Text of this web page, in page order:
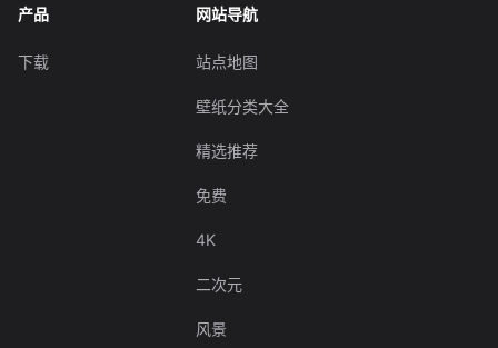
产品
下载
网站导航
站点地图
壁纸分类大全
精选推荐
免费
4K
二次元
风景